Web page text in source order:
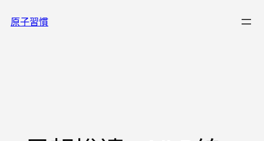
至原子習慣